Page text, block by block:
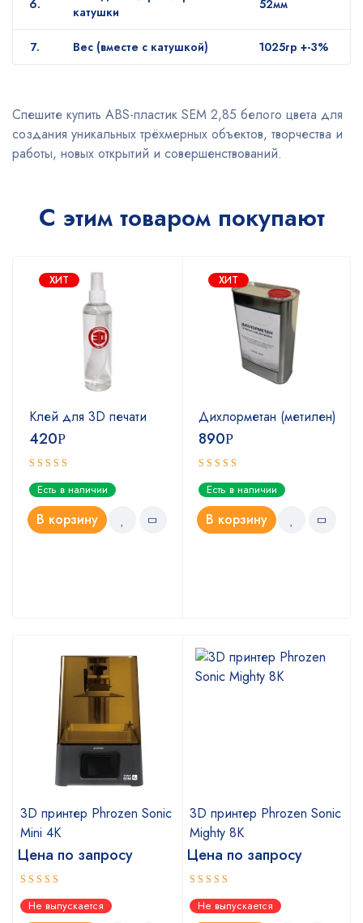
6.
катушки
52мм
7. Вес (вместе с катушкой) 1025гр +-3%
Спешите купить ABS-пластик SEM 2,85 белого цвета для
создания уникальных трёхмерных объектов, творчества и
работы, новых открытий и совершенствований.
С этим товаром покупают
ХИТ
Клей для 3D печати
420Р
Оценка
5.00из 5
Есть в наличии
В корзину
ХИТ
Дихлорметан (метилен)
890Р
Оценка
4.67из 5
Есть в наличии
В корзину
3D принтер Phrozen Sonic
Mini 4K
Цена по запросу
Оценка
5.00из 5
Не выпускается
3D принтер Phrozen Sonic
Mighty 8K
Цена по запросу
Оценка
5.00из 5
Не выпускается